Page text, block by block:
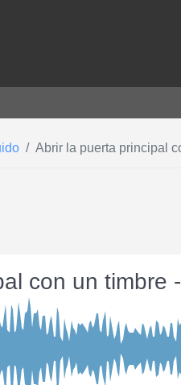
Abrir la puerta principal
con un timbre